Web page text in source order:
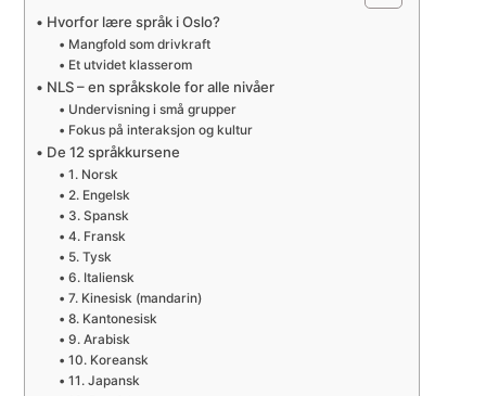
Hvorfor lære språk i Oslo?
Mangfold som drivkraft
Et utvidet klasserom
NLS – en språkskole for alle nivåer
Undervisning i små grupper
Fokus på interaksjon og kultur
De 12 språkkursene
1. Norsk
2. Engelsk
3. Spansk
4. Fransk
5. Tysk
6. Italiensk
7. Kinesisk (mandarin)
8. Kantonesisk
9. Arabisk
10. Koreansk
11. Japansk